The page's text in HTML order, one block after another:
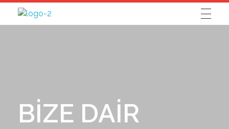
İzmit Oto Ekspertiz
BİZE DAİR